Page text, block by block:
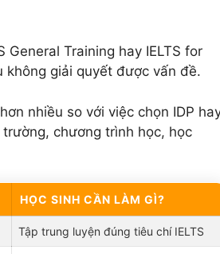
Training hay IELTS for
không giải quyết được vấn đề.
nhiều so với việc chọn IDP
chương trình học, học
HỌC SINH CẦN LÀM GÌ?
Tập trung luyện đúng tiêu chí IELTS